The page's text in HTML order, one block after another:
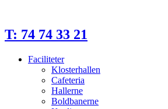
indhold
T: 74 74 33 21
Faciliteter
Klosterhallen
Cafeteria
Hallerne
Boldbanerne